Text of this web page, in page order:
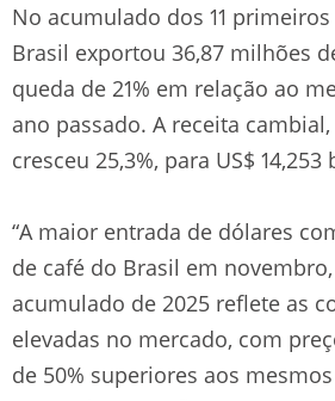
No acumulado dos 11
Brasil exportou 36,87 milhões
queda de 21% em relação ao
ano passado. A receita
cresceu 25,3%, para US$ 14,253
“A maior entrada de dólares
de café do Brasil em
acumulado de 2025 reflete as
elevadas no mercado, com
de 50% superiores aos